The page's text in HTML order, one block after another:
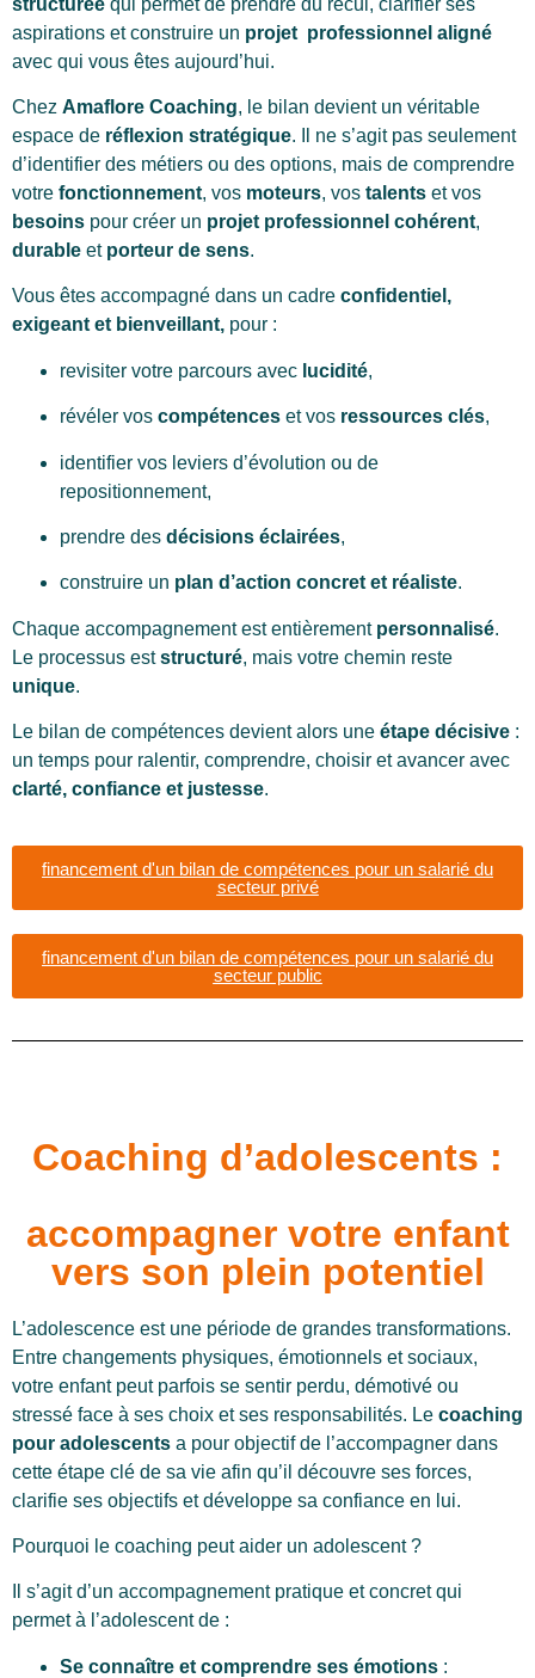
aspirations et construire un projet professionnel aligné
avec qui vous êtes aujourd’hui.
Chez Amaflore Coaching, le bilan devient un véritable
espace de réflexion stratégique. Il ne s’agit pas seulement
d’identifier des métiers ou des options, mais de comprendre
votre fonctionnement, vos moteurs, vos talents et vos
besoins pour créer un projet professionnel cohérent,
durable et porteur de sens.
Vous êtes accompagné dans un cadre confidentiel,
exigeant et bienveillant, pour :
revisiter votre parcours avec lucidité,
révéler vos compétences et vos ressources clés,
identifier vos leviers d’évolution ou de
repositionnement,
prendre des décisions éclairées,
construire un plan d’action concret et réaliste.
Chaque accompagnement est entièrement personnalisé.
Le processus eststructuré, mais votre chemin reste
unique.
Le bilan de compétences devient alors une étape décisive :
un temps pour ralentir, comprendre, choisir et avancer avec
clarté, confiance et justesse.
financement d'un bilan de compétences pour un salarié du
secteur privé
financement d'un bilan de compétences pour un salarié du
secteur public
Coaching d’adolescents :
accompagner votre enfant
vers son plein potentiel
L’adolescence est une période de grandes transformations.
Entre changements physiques, émotionnels et sociaux,
votre enfant peut parfois se sentir perdu, démotivé ou
stressé face à ses choix et ses responsabilités. Le coaching
pour adolescents a pour objectif de l’accompagner dans
cette étape clé de sa vie afin qu’il découvre ses forces,
clarifie ses objectifs et développe sa confiance en lui.
Pourquoi le coaching peut aider un adolescent ?
Il s’agit d’un accompagnement pratique et concret qui
permet à l’adolescent de :
Se connaître et comprendre ses émotions :